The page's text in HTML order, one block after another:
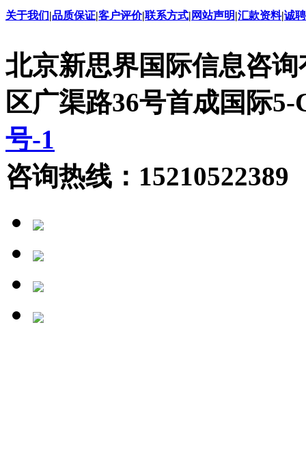
关于我们|品质保证|客户评价|联系方式| 网站声明|汇款资料|诚
北京新思界国际信息咨
区广渠路36号首成国际
号-1
咨询热线：